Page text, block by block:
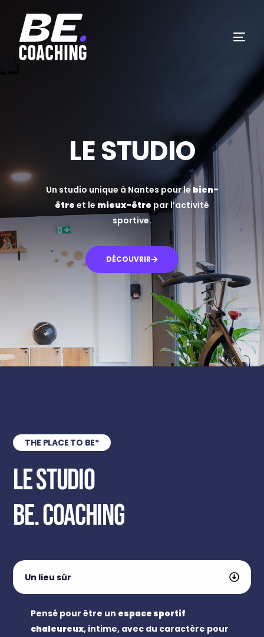
LE STUDIO
Un studio unique à Nantes pour le bien-
être et le mieux-être par l’activité
sportive.
DÉCOUVRIR
THE PLACE TO BE*
Le studio
Be. Coaching
Un lieu sûr
Pensé pour être un espace sportif
chaleureux, intime, avec du caractère pour